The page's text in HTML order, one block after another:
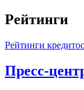
Рейтинги
Рейтинги
Пресс-